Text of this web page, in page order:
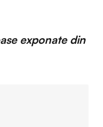
exponate din